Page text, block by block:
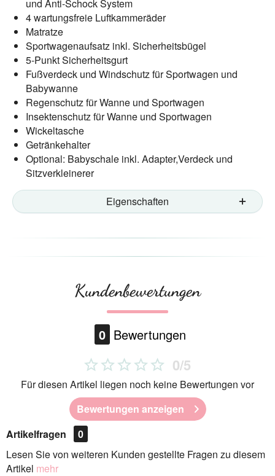
und Anti-Schock System
4 wartungsfreie Luftkammeräder
Matratze
Sportwagenaufsatz inkl. Sicherheitsbügel
5-Punkt Sicherheitsgurt
Fußverdeck und Windschutz für Sportwagen und
Babywanne
Regenschutz für Wanne und Sportwagen
Insektenschutz für Wanne und Sportwagen
Wickeltasche
Getränkehalter
Optional: Babyschale inkl. Adapter,Verdeck und
Sitzverkleinerer
Eigenschaften
Kundenbewertungen
0 Bewertungen
0/5
Für diesen Artikel liegen noch keine Bewertungen vor
Bewertungen anzeigen
Artikelfragen
0
Lesen Sie von weiteren Kunden gestellte Fragen zu diesem
Artikel mehr